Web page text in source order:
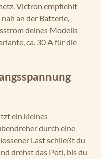
Victron empfiehlt
an der Batterie,
deines Modells
ca. 30 A für die
ein kleines
durch eine
Last schließt du
drehst das Poti, bis du